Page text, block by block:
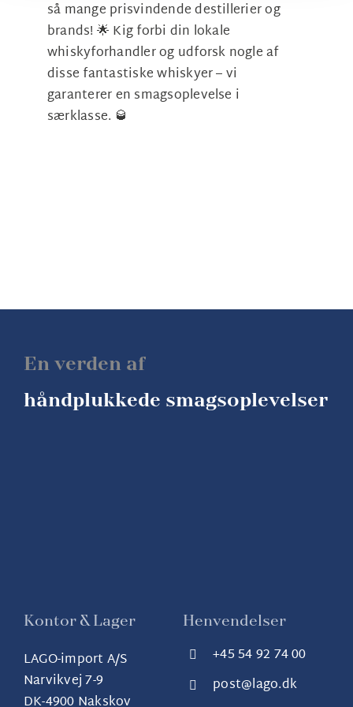
så mange prisvindende destillerier og
brands! 🌟 Kig forbi din lokale
whiskyforhandler og udforsk nogle af
disse fantastiske whiskyer – vi
garanterer en smagsoplevelse i
særklasse. 🥃
En verden af
håndplukkede smagsoplevelser
Kontor & Lager
LAGO-import A/S
Narvikvej 7-9
Henvendelser
+45 54 92 74 00
post@lago.dk